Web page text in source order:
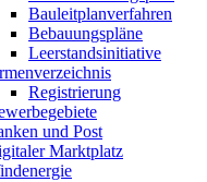
Bauleitplanverfahren
Bebauungspläne
Leerstandsinitiative
Registrierung
und Post
Marktplatz